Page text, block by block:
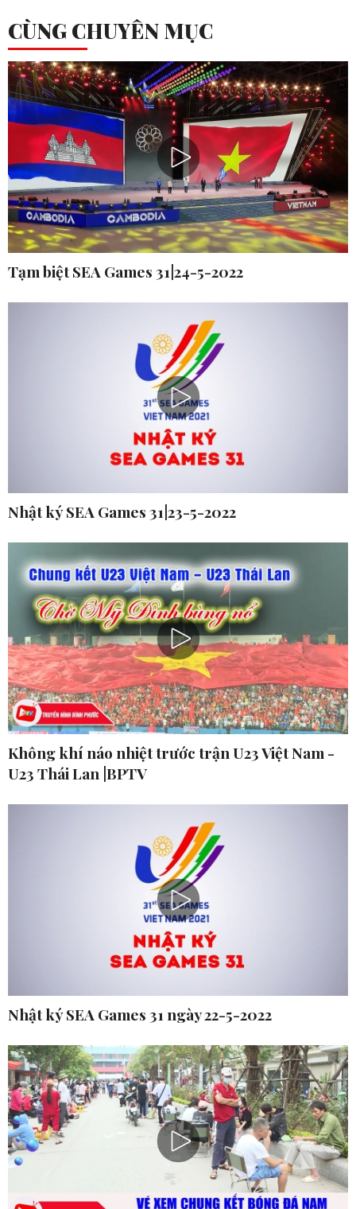
CÙNG CHUYÊN MỤC
Tạm biệt SEA Games 31|24-5-2022
Nhật ký SEA Games 31|23-5-2022
Không khí náo nhiệt trước trận U23 Việt Nam -
U23 Thái Lan |BPTV
Nhật ký SEA Games 31 ngày 22-5-2022